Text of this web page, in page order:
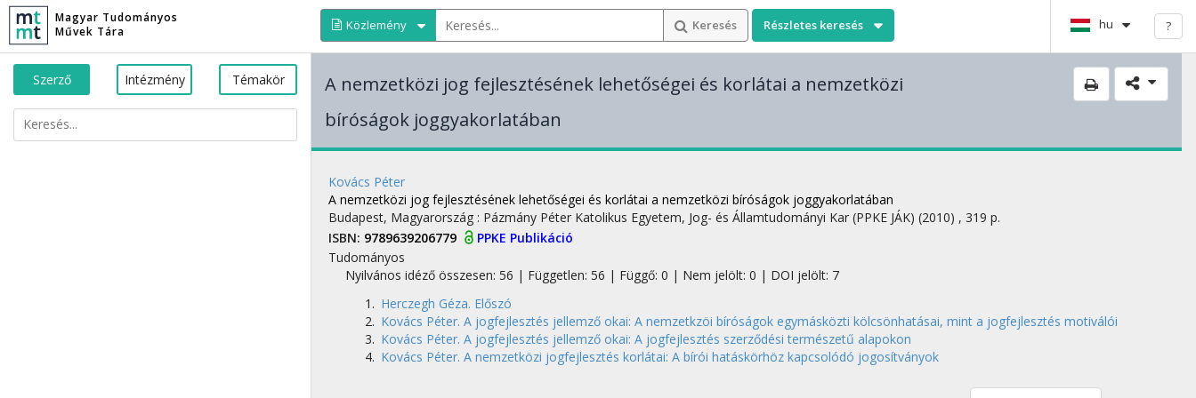
Magyar Tudományos
Művek Tára
Közlemény Keresés Részletes keresés hu ?
Szerző Intézmény Témakör
A nemzetközi jog fejlesztésének lehetőségei és korlátai a nemzetközi
bíróságok joggyakorlatában
Kovács Péter
A nemzetközi jog fejlesztésének lehetőségei és korlátai a nemzetközi bíróságok joggyakorlatában
Budapest, Magyarország : Pázmány Péter Katolikus Egyetem, Jog- és Államtudományi Kar (PPKE JÁK) (2010) , 319 p.
ISBN: 9789639206779
PPKE Publikáció
Tudományos
Nyilvános idéző összesen: 56 | Független: 56 | Függő: 0 | Nem jelölt: 0 | DOI jelölt: 7
Herczegh Géza. Előszó
Kovács Péter. A jogfejlesztés jellemző okai: A nemzetkzöi bíróságok egymásközti kölcsönhatásai, mint a jogfejlesztés motiválói
Kovács Péter. A jogfejlesztés jellemző okai: A jogfejlesztés szerződési természetű alapokon
Kovács Péter. A nemzetközi jogfejlesztés korlátai: A bírói hatáskörhöz kapcsolódó jogosítványok